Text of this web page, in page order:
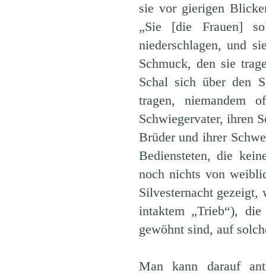
sie vor gierigen
„Sie [die Frauen]
niederschlagen, und
Schmuck, den sie
Schal sich über den
tragen, niemandem
Schwiegervater, ihren
Brüder und ihrer
Bediensteten, die
noch nichts von
Silvesternacht gezeigt,
intaktem „Trieb“),
gewöhnt sind, auf
Man kann darauf